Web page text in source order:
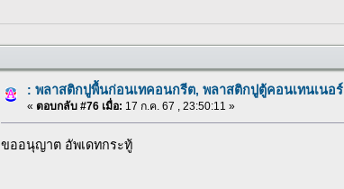
: พลาสติกปูพื้นก่อนเทคอนกรีต, พลาสติกปูตู้คอนเทนเนอร์
« ตอบกลับ #76 เมื่อ: 17 ก.ค. 67 , 23:50:11 »
ขออนุญาต อัพเดทกระทู้